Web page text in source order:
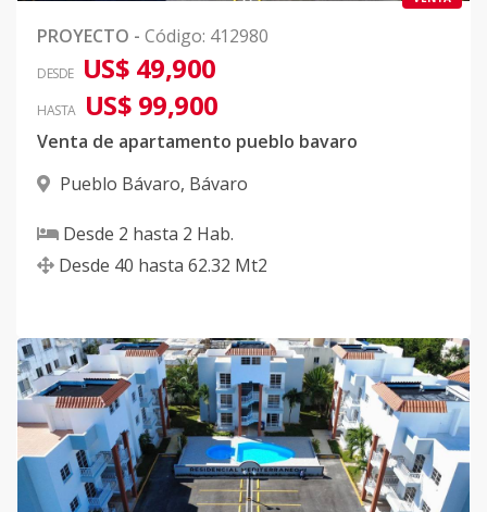
PROYECTO - Código: 412980
DESDE US$ 49,900
HASTA US$ 99,900
Venta de apartamento pueblo bavaro
Pueblo Bávaro, Bávaro
Desde 2 hasta 2 Hab.
Desde 40 hasta 62.32 Mt2